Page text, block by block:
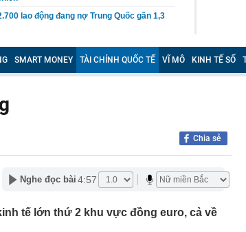
lao động đang nợ Trung Quốc gần 1,3
lại trên thị trường chứng khoán
tím mỗi ngày để chữa tiểu đường, 3 tháng
được dùng theo 1 cách rất khác
khi sử dụng
lại của học sinh 34 tỉnh, thành phố sau kỳ
SMART MONEY TÀI CHÍNH QUỐC TẾ VĨ MÔ KINH TẾ SỐ
Chia sẻ
Nghe đọc bài 4:57
tế lớn thứ 2 khu vực đồng euro, cả về